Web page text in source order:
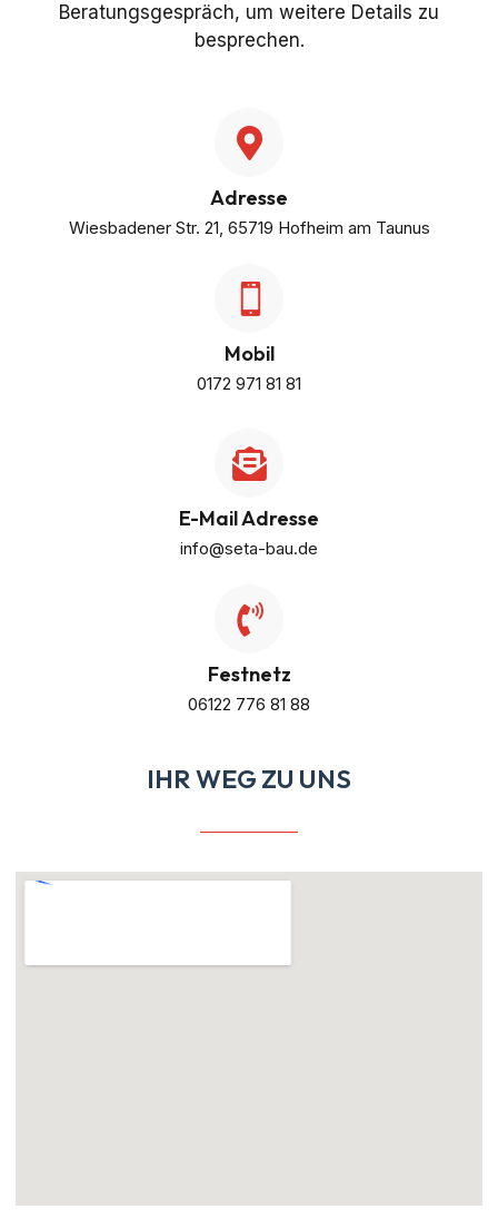
Beratungsgespräch, um weitere Details zu
besprechen.
Adresse
Wiesbadener Str. 21, 65719 Hofheim am Taunus
Mobil
0172 971 81 81
E-Mail Adresse
info@seta-bau.de
Festnetz
06122 776 81 88
IHR WEG ZU UNS